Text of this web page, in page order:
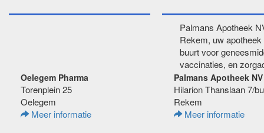
Oelegem Pharma
Torenplein 25
Oelegem
Meer informatie
Palmans Apotheek
Rekem, uw apotheek
buurt voor
vaccinaties, en
Palmans Apotheek NV
Hilarion Thanslaan 7/
Rekem
Meer informatie